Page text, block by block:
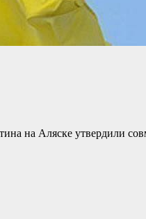
на Аляске утвердили